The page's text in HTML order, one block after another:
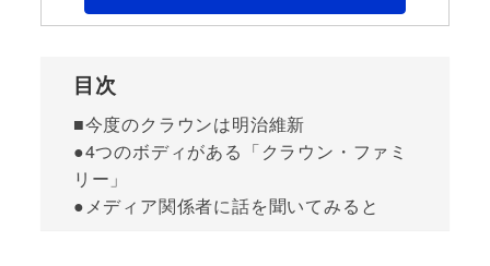
目次
■今度のクラウンは明治維新
●4つのボディがある「クラウン・ファミ
リー」
●メディア関係者に話を聞いてみると